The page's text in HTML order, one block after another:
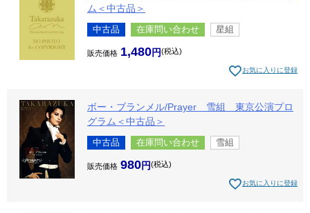
ム＜中古品＞
中古品 在庫問い合わせ 星組
販売価格 1,480 税込
お気に入りに登録
ボー・ブランメル/Prayer 雪組 東京公演プロ
グラム＜中古品＞
中古品 在庫問い合わせ 雪組
販売価格 980 税込
お気に入りに登録